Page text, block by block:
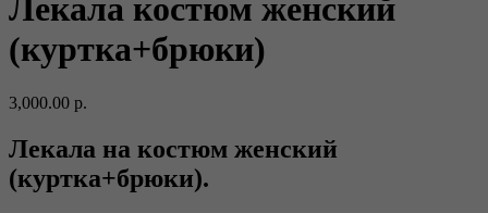
Лекала костюм женский
(куртка+брюки)
3,000.00 р.
Лекала на костюм женский
(куртка+брюки).